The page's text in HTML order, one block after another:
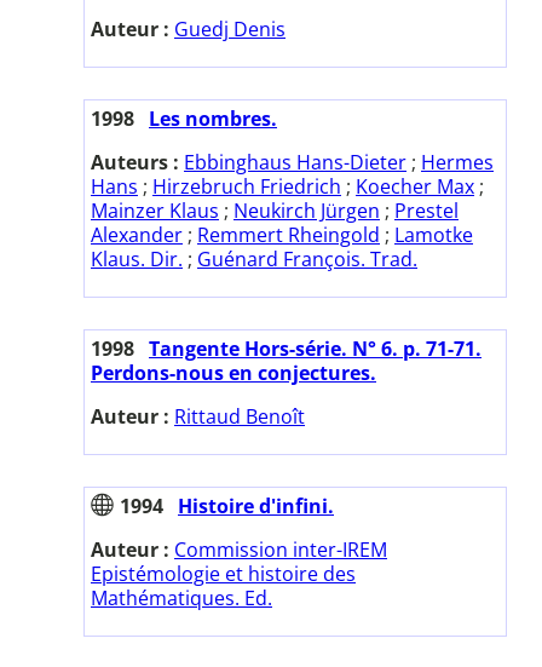
Auteur : Guedj Denis
1998 Les nombres.
Auteurs : Ebbinghaus Hans-Dieter ; Hermes
Hans ; Hirzebruch Friedrich ; Koecher Max ;
Mainzer Klaus ; Neukirch Jürgen ; Prestel
Alexander ; Remmert Rheingold ; Lamotke
Klaus. Dir. ; Guénard François. Trad.
1998 Tangente Hors-série. N° 6. p. 71-71.
Perdons-nous en conjectures.
Auteur : Rittaud Benoît
1994 Histoire d'infini.
Auteur : Commission inter-IREM
Epistémologie et histoire des
Mathématiques. Ed.